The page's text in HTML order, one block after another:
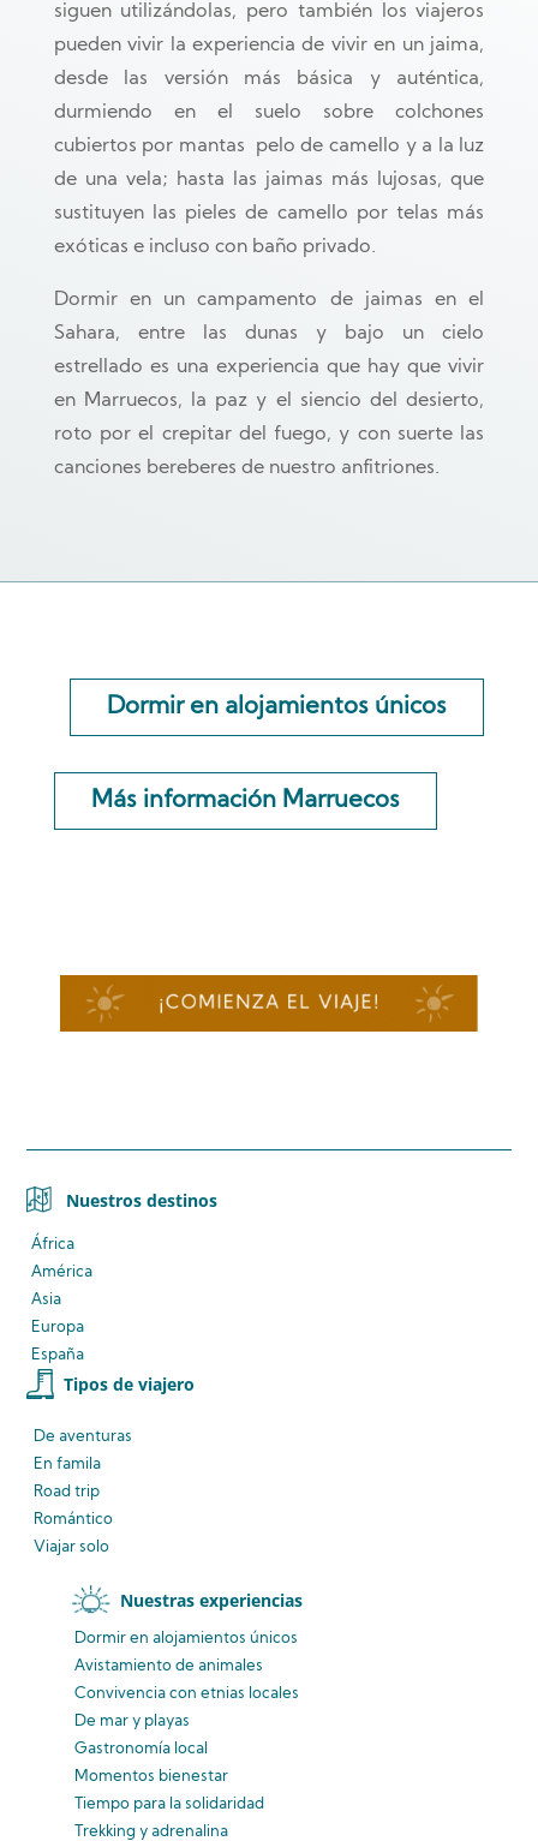
siguen utilizándolas, pero también los viajeros
pueden vivir la experiencia de vivir en un jaima,
desde las versión más básica y auténtica,
durmiendo en el suelo sobre colchones
cubiertos por mantas pelo de camello y a la luz
de una vela; hasta las jaimas más lujosas, que
sustituyen las pieles de camello por telas más
exóticas e incluso con baño privado.
Dormir en un campamento de jaimas en el
Sahara, entre las dunas y bajo un cielo
estrellado es una experiencia que hay que vivir
en Marruecos, la paz y el siencio del desierto,
roto por el crepitar del fuego, y con suerte las
canciones bereberes de nuestro anfitriones.
Dormir en alojamientos únicos
Más información Marruecos
Nuestros destinos
África
América
Asia
Europa
España
Tipos de viajero
De aventuras
En famila
Road trip
Romántico
Viajar solo
Nuestras experiencias
Dormir en alojamientos únicos
Avistamientode animales
Convivenciacon etnias locales
De mar y playas
Gastronomía local
Momentos bienestar
Tiempo para la solidaridad
Trekking y adrenalina